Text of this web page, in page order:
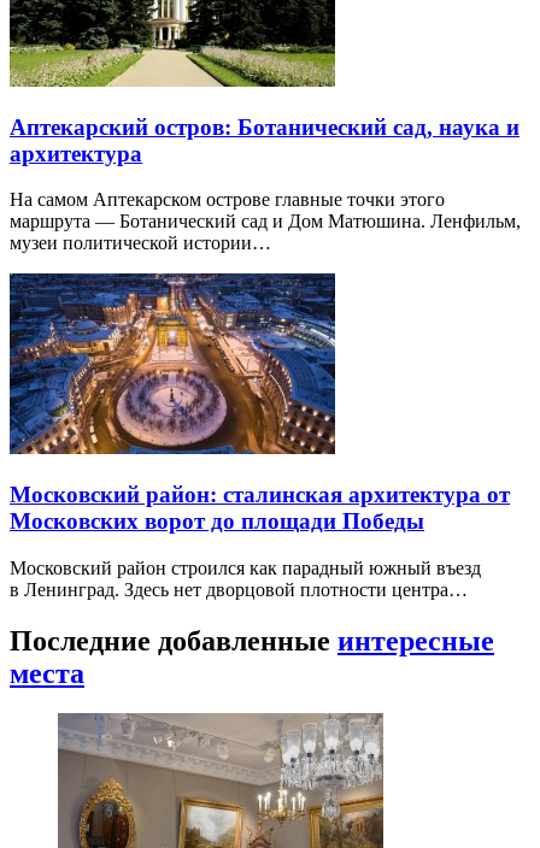
Аптекарский остров: Ботанический сад, наука и
архитектура
На самом Аптекарском острове главные точки этого
маршрута — Ботанический сад и Дом Матюшина. Ленфильм,
музеи политической истории…
Московский район: сталинская архитектура от
Московских ворот до площади Победы
Московский район строился как парадный южный въезд
в Ленинград. Здесь нет дворцовой плотности центра…
Последние добавленные интересные
места